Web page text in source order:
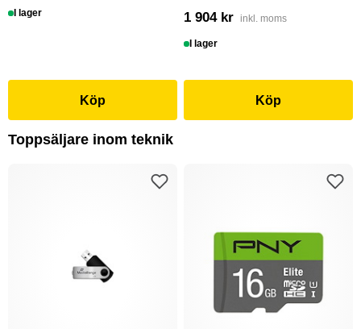
I lager
Köp
1 904 kr inkl. moms
I lager
Köp
Toppsäljare inom teknik